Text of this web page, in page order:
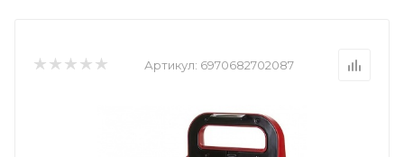
Артикул: 6970682702087